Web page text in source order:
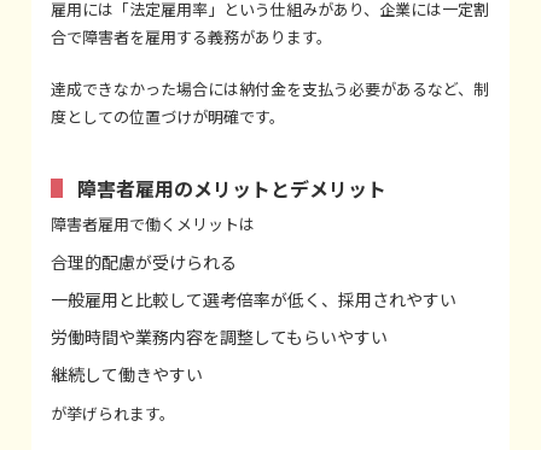
雇用には「法定雇用率」という仕組みがあり、企業には一定割
合で障害者を雇用する義務があります。
達成できなかった場合には納付金を支払う必要があるなど、制
度としての位置づけが明確です。
障害者雇用のメリットとデメリット
障害者雇用で働くメリットは
合理的配慮が受けられる
一般雇用と比較して選考倍率が低く、採用されやすい
労働時間や業務内容を調整してもらいやすい
継続して働きやすい
が挙げられます。